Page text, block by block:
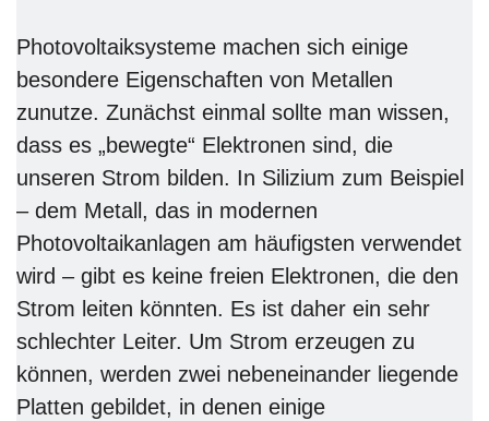
Photovoltaiksysteme machen sich einige
besondere Eigenschaften von Metallen
zunutze. Zunächst einmal sollte man wissen,
dass es „bewegte“ Elektronen sind, die
unseren Strom bilden. In Silizium zum Beispiel
– dem Metall, das in modernen
Photovoltaikanlagen am häufigsten verwendet
wird – gibt es keine freien Elektronen, die den
Strom leiten könnten. Es ist daher ein sehr
schlechter Leiter. Um Strom erzeugen zu
können, werden zwei nebeneinander liegende
Platten gebildet, in denen einige